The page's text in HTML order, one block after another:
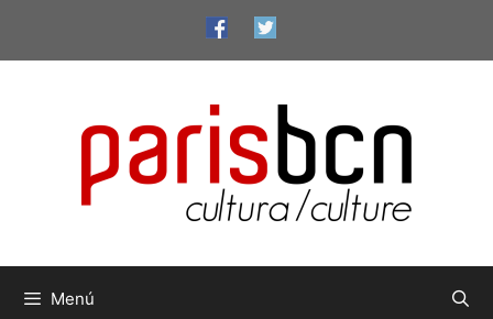
contingut
Menú